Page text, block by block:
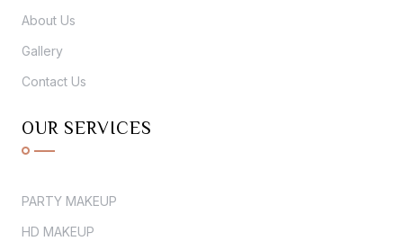
About Us
Gallery
Contact Us
OUR SERVICES
PARTY MAKEUP
HD MAKEUP